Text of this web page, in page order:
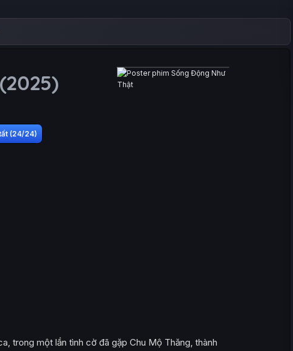
(2025)
(24/24)
trong một lần tình cờ đã gặp Chu Mộ Thăng, thành